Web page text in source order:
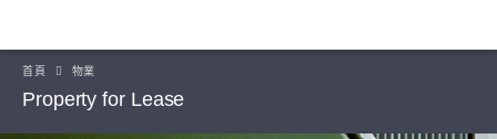
首頁 物業
Property for Lease